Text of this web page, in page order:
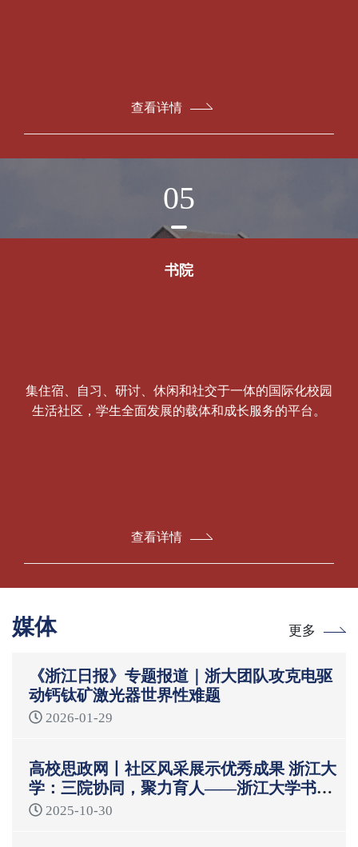
查看详情
05
书院
集住宿、自习、研讨、休闲和社交于一体的国际化校园
生活社区，学生全面发展的载体和成长服务的平台。
查看详情
媒体 更多
《浙江日报》专题报道｜浙大团队攻克电驱
动钙钛矿激光器世界性难题
2026-01-29
高校思政网丨社区风采展示优秀成果 浙江大
学：三院协同，聚力育人——浙江大学书院
制“一站式”学生社区育人模式
2025-10-30